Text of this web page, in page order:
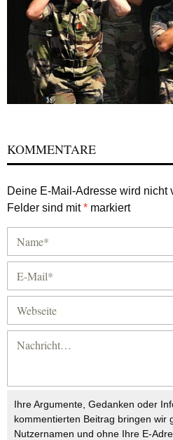
KOMMENTARE
Deine E-Mail-Adresse wird nicht
Felder sind mit* markiert
Ihre Argumente, Gedanken oder
kommentierten Beitrag bringen wir
Nutzernamen und ohne Ihre E-